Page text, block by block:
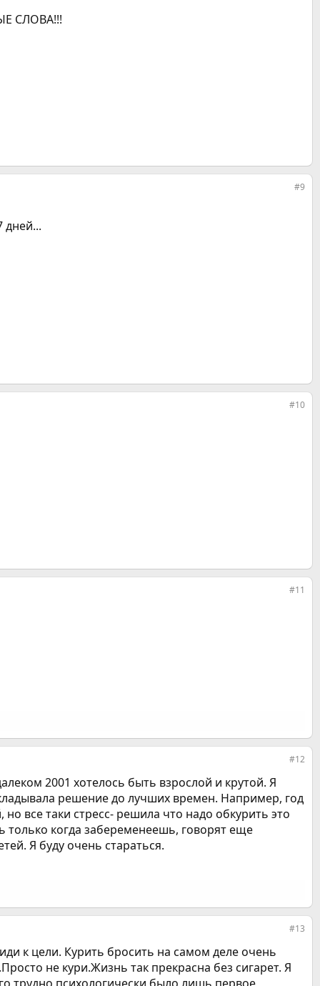
СЛОВА!!!
#9
дней...
#10
#11
#12
2001 хотелось быть взрослой и крутой. Я
решение до лучших времен. Например, год
все таки стресс- решила что надо обкурить это
когда забеременеешь, говорят еще
Я буду очень стараться.
#13
к цели. Курить бросить на самом деле очень
не кури.Жизнь так прекрасна без сигарет. Я